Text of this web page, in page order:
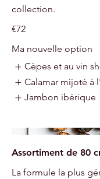
collection.
€72
Ma nouvelle option
Cèpes et au vin
Calamar mijoté à
Jambon ibérique
Assortiment de 80
La formule la plus